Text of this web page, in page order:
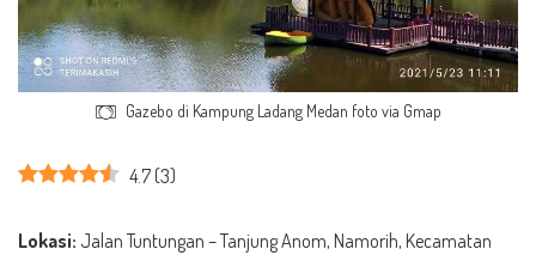
Gazebo di Kampung Ladang Medan foto via Gmap
4.7(3)
Lokasi: Jalan Tuntungan – Tanjung Anom, Namorih, Kecamatan